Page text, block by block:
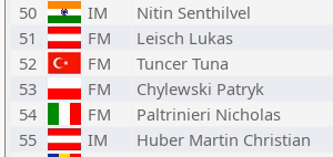
50
IM Nitin Senthilvel
51
FM Leisch Lukas
52
FM Tuncer Tuna
53
FM Chylewski Patryk
54
FM Paltrinieri Nicholas
55
IM Huber Martin Christian